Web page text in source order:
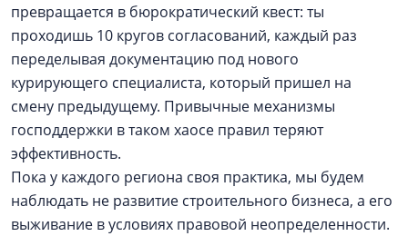
превращается в бюрократический квест: ты
проходишь 10 кругов согласований, каждый раз
переделывая документацию под нового
курирующего специалиста, который пришел на
смену предыдущему. Привычные механизмы
господдержки в таком хаосе правил теряют
эффективность.
Пока у каждого региона своя практика, мы будем
наблюдать не развитие строительного бизнеса, а его
выживание в условиях правовой неопределенности.